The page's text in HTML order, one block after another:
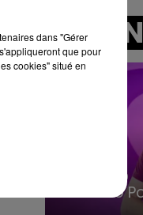
A
14h00 - 15h00
La Radio
dans "Gérer
que pour
cookies" situé en